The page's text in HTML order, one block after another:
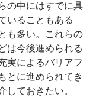
の中にはすでに具
いることもある
も多い。これらの
は今後進められる
実によるバリアフ
とに進められてき
しておきたい。